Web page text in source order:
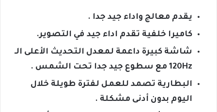
يقدم معالج واداء جيد جدا .
كاميرا خلفية تقدم اداء جيد في التصوير.
شاشة كبيرة داعمة لمعدل التحديث الأعلى الـ
120Hz مع سطوع جيد جدا تحت الشمس .
البطارية تصمد للعمل لفترة طويلة خلال
اليوم بدون أدنى مشكلة .